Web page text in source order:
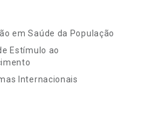
em Saúde da População
Estímulo ao
Internacionais